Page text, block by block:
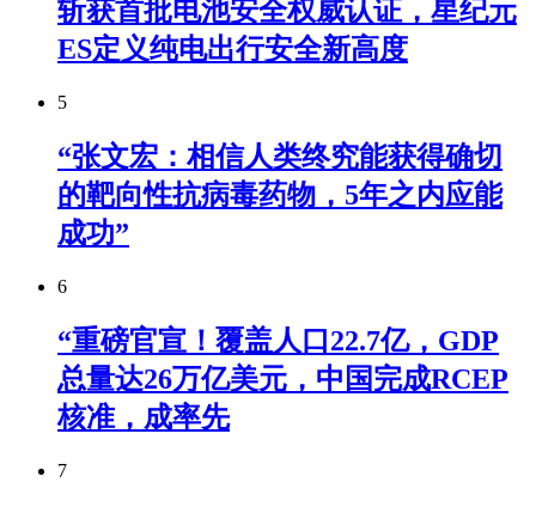
斩获首批电池安全权威认证，星纪元
ES定义纯电出行安全新高度
5
“张文宏：相信人类终究能获得确切
的靶向性抗病毒药物，5年之内应能
成功”
6
“重磅官宣！覆盖人口22.7亿，GDP
总量达26万亿美元，中国完成RCEP
核准，成率先
7